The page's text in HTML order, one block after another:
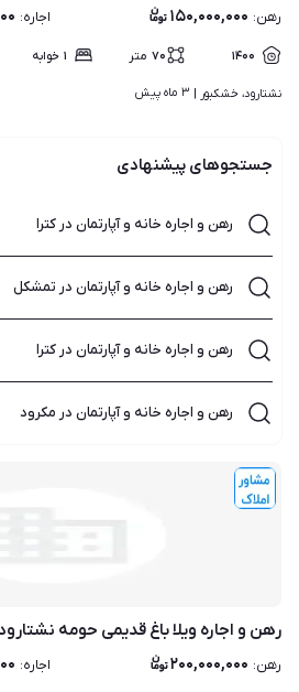
رهن: ۱۵۰,۰۰۰,۰۰۰ اجاره:
۱۴۰۰ ۷۰ متر ۱ خوابه
نشتارود، خشکبور | ۳ ماه پیش
جستجوهای پیشنهادی
رهن و اجاره خانه و آپارتمان در کترا
رهن و اجاره خانه و آپارتمان در تمشکل
رهن و اجاره خانه و آپارتمان در کترا
رهن و اجاره خانه و آپارتمان در مکرود
رهن و اجاره ویلا باغ قدیمی حومه
رهن: ۲۰۰,۰۰۰,۰۰۰ اجاره: